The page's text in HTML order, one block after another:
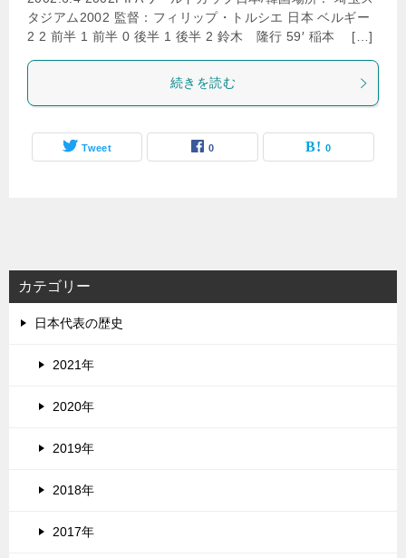
タジアム2002 監督：フィリップ・トルシエ 日本 ベルギー
2 2 前半 1 前半 0 後半 1 後半 2 鈴木 隆行 59′ 稲本 […]
続きを読む
Tweet 0 0
カテゴリー
日本代表の歴史
2021年
2020年
2019年
2018年
2017年